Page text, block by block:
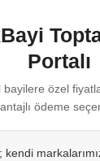
Portalı
bayilere özel
ödeme
kendi